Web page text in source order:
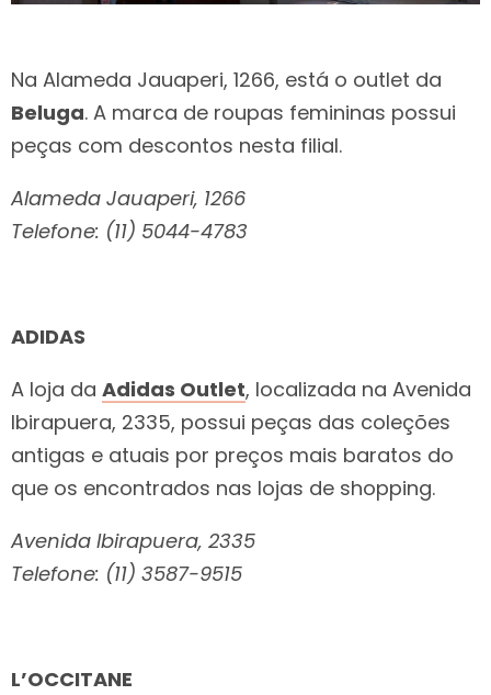
Na Alameda Jauaperi, 1266, está o outlet da
Beluga. A marca de roupas femininas possui
peças com descontos nesta filial.
Alameda Jauaperi, 1266
Telefone: (11) 5044-4783
ADIDAS
A loja da Adidas Outlet, localizada na Avenida
Ibirapuera, 2335, possui peças das coleções
antigas e atuais por preços mais baratos do
que os encontrados nas lojas de shopping.
Avenida Ibirapuera, 2335
Telefone: (11) 3587-9515
L’OCCITANE